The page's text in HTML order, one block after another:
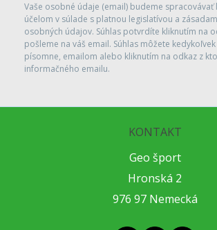
Vaše osobné údaje (email) budeme spracovávať
účelom v súlade s platnou legislatívou a
osobných údajov. Súhlas potvrdíte kliknutím na
pošleme na váš email. Súhlas môžete
písomne, emailom alebo kliknutím na odkaz z
informačného emailu.
KONTAKT
Geo šport
Hronská 2
976 97 Nemecká